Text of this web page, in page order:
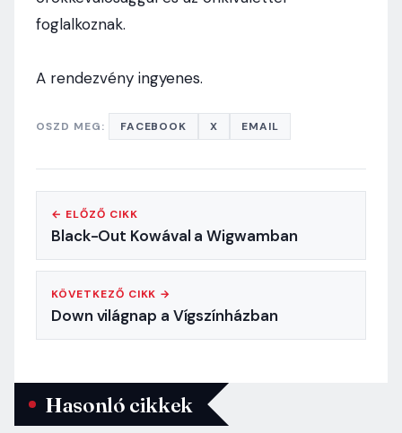
foglalkoznak.
A rendezvény ingyenes.
OSZD MEG: FACEBOOK X EMAIL
← ELŐZŐ CIKK
Black-Out Kowával a Wigwamban
KÖVETKEZŐ CIKK →
Down világnap a Vígszínházban
Hasonló cikkek